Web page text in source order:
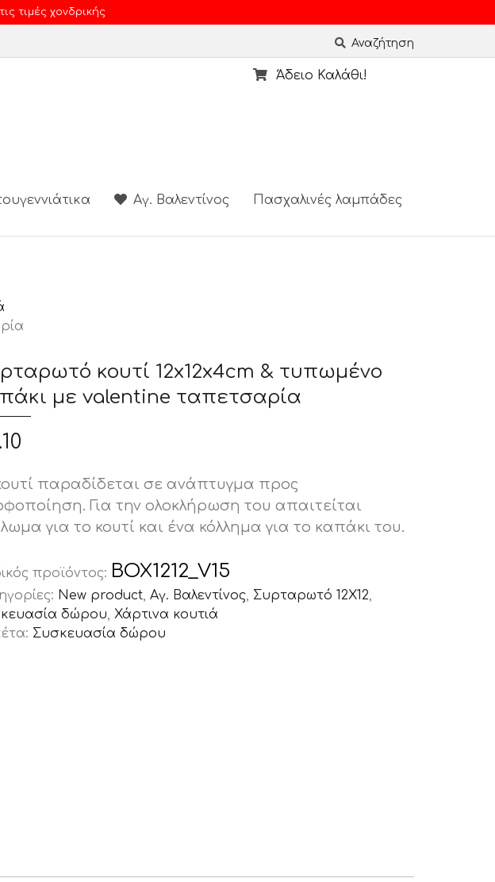
τιμές χονδρικής
Αναζήτηση
Άδειο Καλάθι!
Αγ. Βαλεντίνος Πασχαλινές λαμπάδες
κουτί 12x12x4cm & τυπωμένο
με valentine ταπετσαρία
παραδίδεται σε ανάπτυγμα προς
Για την ολοκλήρωση του απαιτείται
για το κουτί και ένα κόλλημα για το καπάκι του.
προϊόντος: BOX1212_V15
New product, Αγ. Βαλεντίνος, Συρταρωτό 12Χ12,
δώρου, Χάρτινα κουτιά
Συσκευασία δώρου